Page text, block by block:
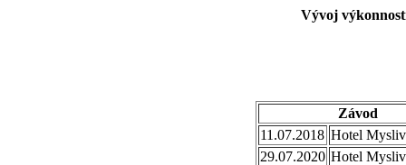
Vývoj
Závod
11.07.2018 Hotel
29.07.2020 Hotel